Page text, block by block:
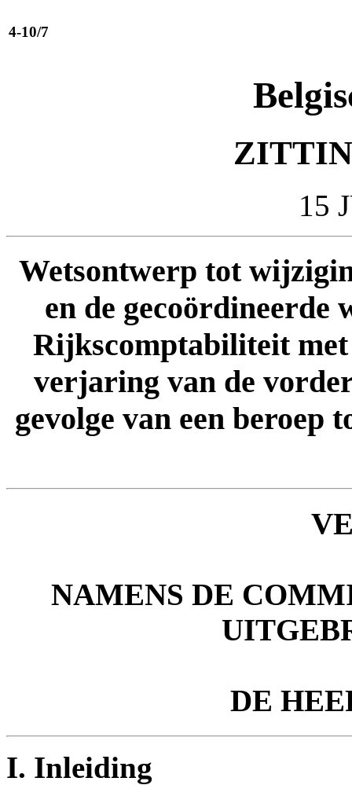
4-10/7
15
Wetsontwerp tot
en de gecoördineerde
Rijkscomptabiliteit met
verjaring van de
gevolge van een beroep
NAMENS DE
DE
I. Inleiding